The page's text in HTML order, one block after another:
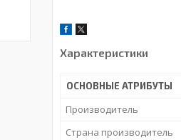
Характеристики
ОСНОВНЫЕ АТРИБУТЫ
Производитель
Страна производитель